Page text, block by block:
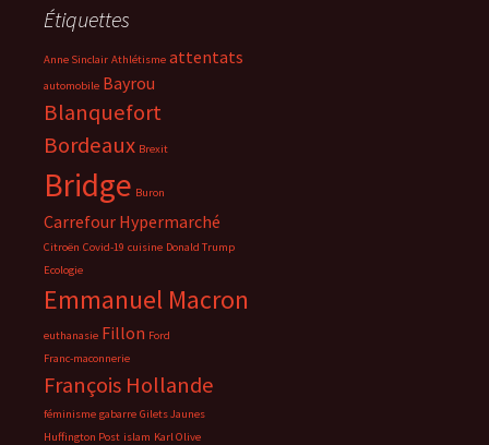
Étiquettes
Anne Sinclair Athlétisme attentats
automobile Bayrou
Blanquefort
Bordeaux Brexit
Bridge Buron
Carrefour Hypermarché
Citroën Covid-19 cuisine Donald Trump
Ecologie
Emmanuel Macron
euthanasie Fillon Ford
Franc-maconnerie
François Hollande
féminisme gabarre Gilets Jaunes
Huffington Post islam Karl Olive